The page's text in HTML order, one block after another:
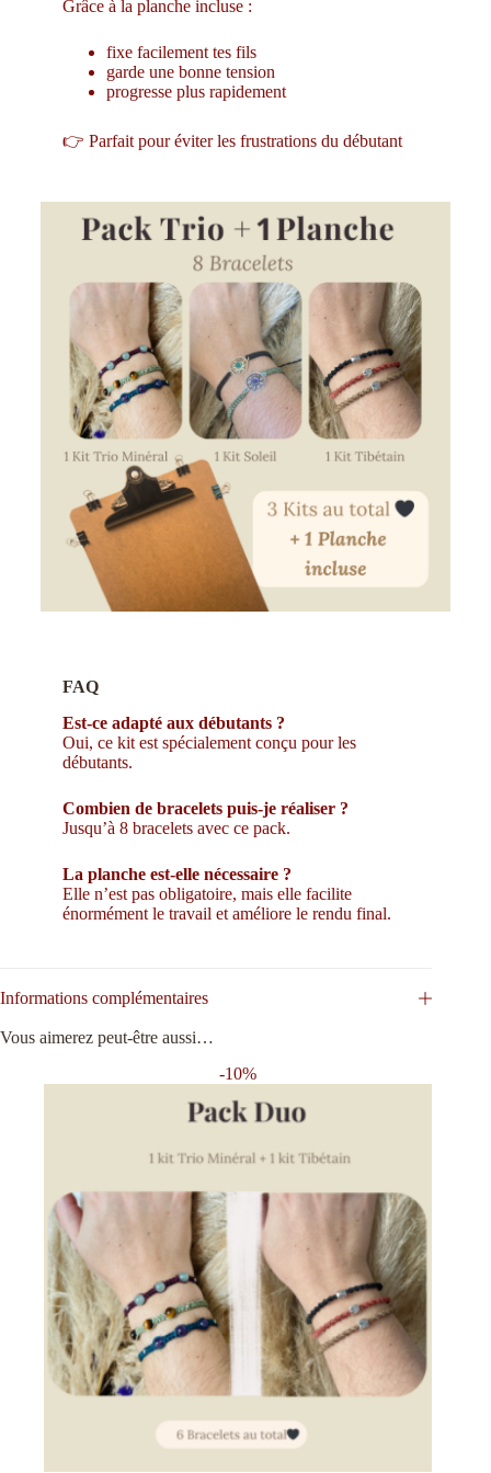
Grâce à la planche incluse :
fixe facilement tes fils
garde une bonne tension
progresse plus rapidement
👉 Parfait pour éviter les frustrations du débutant
FAQ
Est-ce adapté aux débutants ?
Oui, ce kit est spécialement conçu pour les
débutants.
Combien de bracelets puis-je réaliser ?
Jusqu’à 8 bracelets avec ce pack.
La planche est-elle nécessaire ?
Elle n’est pas obligatoire, mais elle facilite
énormément le travail et améliore le rendu final.
Informations complémentaires
Vous aimerez peut-être aussi…
-10%